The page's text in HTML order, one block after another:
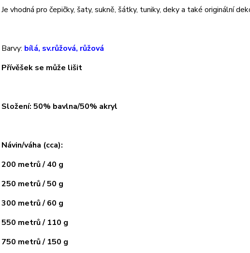
Je vhodná pro čepičky, šaty, sukně, šátky, tuniky, deky a také originální
Barvy: bílá, sv.růžová, růžová
Přívěšek se může lišit
Složení: 50% bavlna/50% akryl
Návin/váha (cca):
200 metrů / 40 g
250 metrů / 50 g
300 metrů / 60 g
550 metrů / 110 g
750 metrů / 150 g